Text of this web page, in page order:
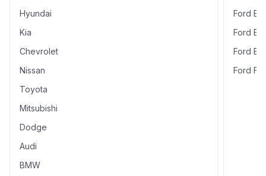
Hyundai
Kia
Chevrolet
Nissan
Toyota
Mitsubishi
Dodge
Audi
BMW
Ford
Ford
Ford
Ford